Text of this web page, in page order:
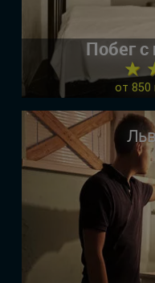
Побег
★
от 850